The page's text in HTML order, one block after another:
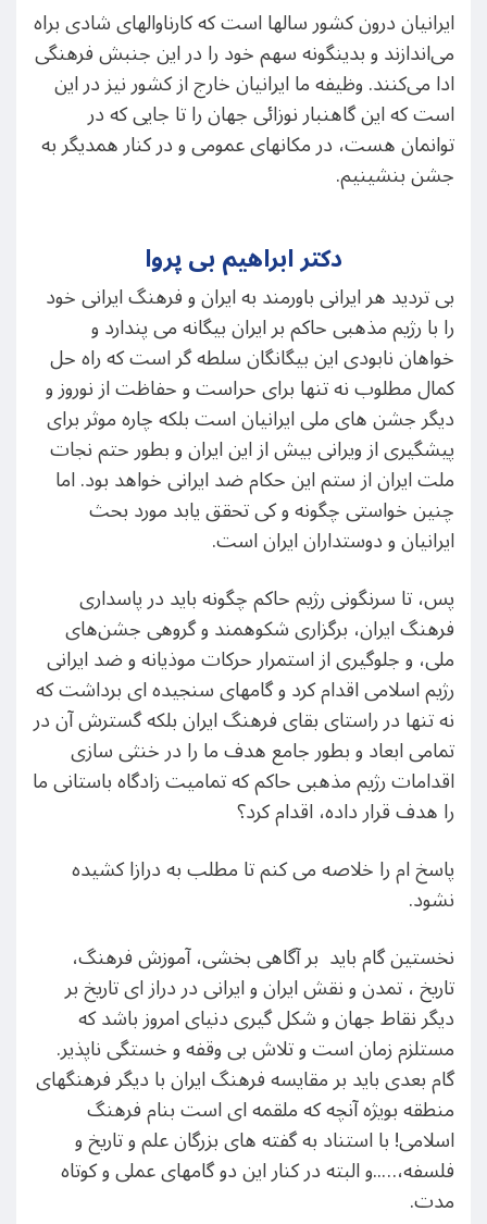
ایرانیان درون کشور سالها است که کارناوالهای شادی براه
می‌اندازند و بدینگونه سهم خود را در این جنبش فرهنگی
ادا می‌کنند. وظیفه ما ایرانیان خارج از کشور نیز در این
است که این گاهنبار نوزائی جهان را تا جایی که در
توانمان هست، در مکانهای عمومی و در کنار همدیگر به
جشن بنشینیم.
دکتر ابراهیم بی پروا
بی تردید هر ایرانی باورمند به ایران و فرهنگ ایرانی خود
را با رژیم مذهبی حاکم بر ایران بیگانه می پندارد و
خواهان نابودی این بیگانگان سلطه گر است که راه حل
کمال مطلوب نه تنها برای حراست و حفاظت از نوروز و
دیگر جشن های ملی ایرانیان است بلکه چاره موثر برای
پیشگیری از ویرانی بیش از این ایران و بطور حتم نجات
ملت ایران از ستم این حکام ضد ایرانی خواهد بود. اما
چنین خواستی چگونه و کی تحقق یابد مورد بحث
ایرانیان و دوستداران ایران است.
پس، تا سرنگونی رژیم حاکم چگونه باید در پاسداری
فرهنگ ایران، برگزاری شکوهمند و گروهی جشن‌های
ملی، و جلوگیری از استمرار حرکات موذیانه و ضد ایرانی
رژیم اسلامی اقدام کرد و گامهای سنجیده ای برداشت که
نه تنها در راستای بقای فرهنگ ایران بلکه گسترش آن در
تمامی ابعاد و بطور جامع هدف ما را در خنثی سازی
اقدامات رژیم مذهبی حاکم که تمامیت زادگاه باستانی ما
را هدف قرار داده، اقدام کرد؟
پاسخ ام را خلاصه می کنم تا مطلب به درازا کشیده
نشود.
نخستین گام باید بر آگاهی بخشی، آموزش فرهنگ،
تاریخ ، تمدن و نقش ایران و ایرانی در دراز ای تاریخ بر
دیگر نقاط جهان و شکل گیری دنیای امروز باشد که
مستلزم زمان است و تلاش بی وقفه و خستگی ناپذیر.
گام بعدی باید بر مقایسه فرهنگ ایران با دیگر فرهنگهای
منطقه بویژه آنچه که ملقمه ای است بنام فرهنگ
اسلامی! با استناد به گفته های بزرگان علم و تاریخ و
فلسفه،…..و البته در کنار این دو گامهای عملی و کوتاه
مدت.